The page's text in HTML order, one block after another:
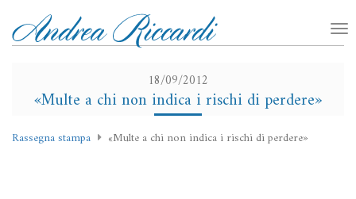
18/09/2012
«Multe a chi non indica i rischi di perdere»
Rassegna stampa «Multe a chi non indica i rischi di perdere»